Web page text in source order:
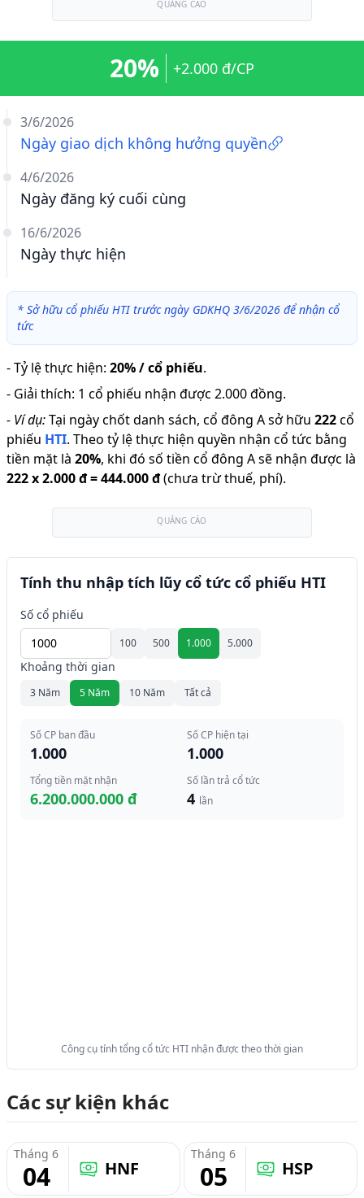
QUẢNG CÁO
3/6/2026
Ngày giao dịch không hưởng quyền
4/6/2026
Ngày đăng ký cuối cùng
16/6/2026
Ngày thực hiện
20% +2.000 đ/CP
* Sở hữu cổ phiếu HTI trước ngày GDKHQ 3/6/2026 để nhận cổ
tức
-Tỷ lệ thực hiện: 20% / cổ phiếu.
- Giải thích: 1 cổ phiếu nhận được 2.000 đồng.
- Ví dụ:Tại ngày chốt danh sách, cổ đông A sở hữu 222cổ
phiếu HTI. Theo tỷ lệ thực hiện quyền nhận cổ tức bằng
tiền mặt là 20%, khi đó số tiền cổ đông A sẽ nhận được là
222x2.000 đ=444.000 đ(chưa trừ thuế, phí).
QUẢNG CÁO
Tính thu nhập tích lũy cổ tức cổ phiếu HTI
Số cổ phiếu
100 500 1.000 5.000
Khoảng thời gian
3 Năm 5 Năm 10 Năm Tất cả
Số CP ban đầu
1.000
Số CP hiện tại
1.000
Tổng tiền mặt nhận
6.200.000.000 đ
Số lần trả cổ tức
4 lần
Công cụ tính tổng cổ tức HTI nhận được theo thời gian
Các sự kiện khác
Tháng 6
04 HNF
Tháng 6
05 HSP